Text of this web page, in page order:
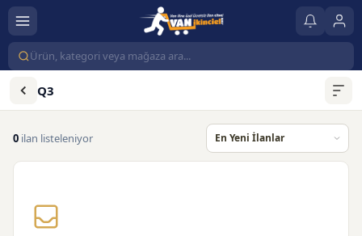
Q3
0 ilan listeleniyor